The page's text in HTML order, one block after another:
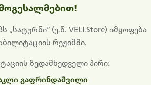
ამჟამად მიმდინარეობს
და ტექნიკური სამუშაოები.
იქნება. გმადლობთ მოთმინებისთვის!
„სატურნი“ (ე.წ. VELI.Store) იმყოფება
რეჟიმში.
ზედამხედველი პირი:
გაფრინდაშვილი